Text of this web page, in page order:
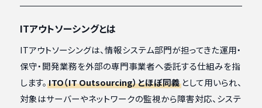
ITアウトソーシングとは
ITアウトソーシングは、情報システム部門が担ってきた運用・
保守・開発業務を外部の専門事業者へ委託する仕組みを指
します。 ITO（IT Outsourcing）とほぼ同義として用いられ、
対象はサーバーやネットワークの監視から障害対応、システ